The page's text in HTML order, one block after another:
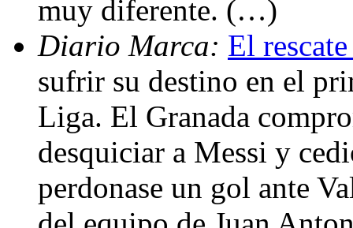
muy diferente. (…)
Diario Marca: El
sufrir su destino en el
Liga. El Granada
desquiciar a Messi y
perdonase un gol ante